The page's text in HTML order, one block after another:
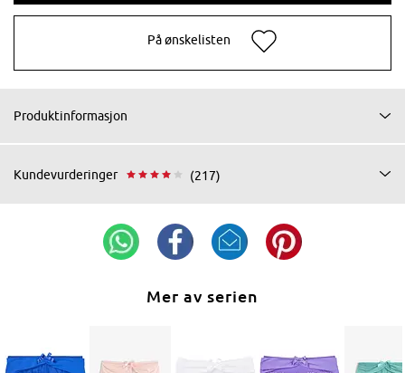
På ønskelisten
Produktinformasjon
Kundevurderinger (217)
Mer av serien